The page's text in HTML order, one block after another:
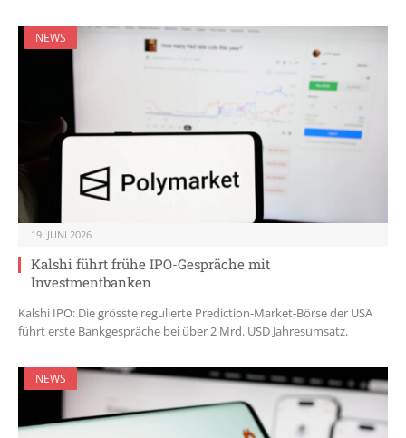
NEWS
19. JUNI 2026
Kalshi führt frühe IPO-Gespräche mit
Investmentbanken
Kalshi IPO: Die grösste regulierte Prediction-Market-Börse der USA
führt erste Bankgespräche bei über 2 Mrd. USD Jahresumsatz.
NEWS